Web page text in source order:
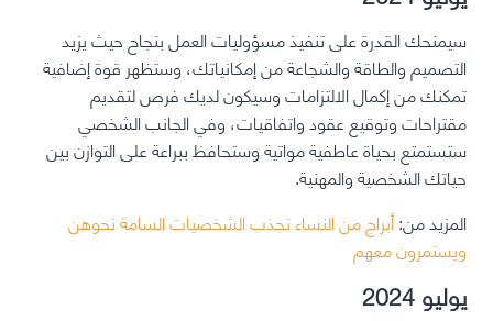
سيمنحك القدرة على تنفيذ مسؤوليات العمل بنجاح حيث يزيد
التصميم والطاقة والشجاعة من إمكانياتك، وستظهر قوة إضافية
تمكنك من إكمال الالتزامات وسيكون لديك فرص لتقديم
مقتراحات وتوقيع عقود واتفاقيات، وفي الجانب الشخصي
ستستمتع بحياة عاطفية مواتية وستحافظ ببراعة على التوازن بين
حياتك الشخصية والمهنية.
المزيد من:أبراج من النساء تجذب الشخصيات السامة نحوهن
ويستمرون معهم
يوليو 2024